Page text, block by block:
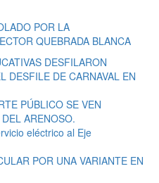
POR LA
QUEBRADA BLANCA
DESFILARON
DESFILE DE CARNAVAL EN
PÚBLICO SE VEN
ARENOSO.
eléctrico al Eje
POR UNA VARIANTE EN